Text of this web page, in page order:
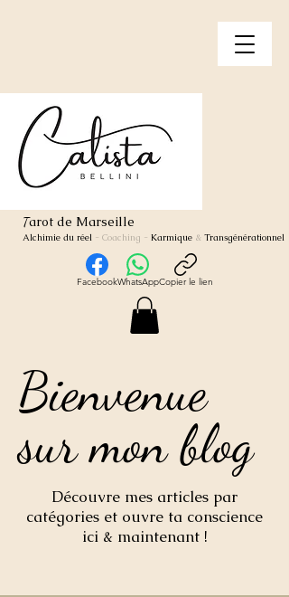
Tarot de Marseille
Alchimie du réel - Coaching - Karmique & Transgénérationnel
FacebookWhatsAppCopier le lien
Bienvenue
sur mon blog
Bienvenue
sur mon blog
Découvre mes articles par
catégories et ouvre ta conscience
ici & maintenant !